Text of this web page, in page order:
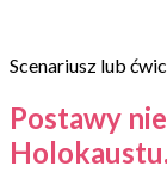
Scenariusz lub
Postawy